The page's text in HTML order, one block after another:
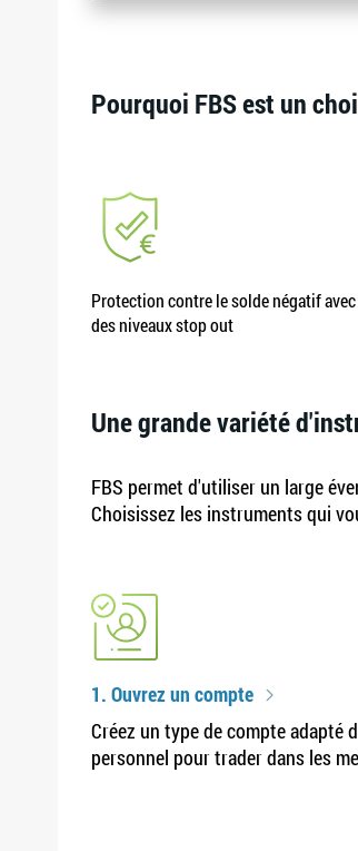
Pourquoi FBS est un
Protection contre le solde négatif
des niveaux stop out
Une grande variété
FBS permet d'utiliser un large
Choisissez les instruments qui
1. Ouvrez un compte
Créez un type de compte adapté
personnel pour trader dans les